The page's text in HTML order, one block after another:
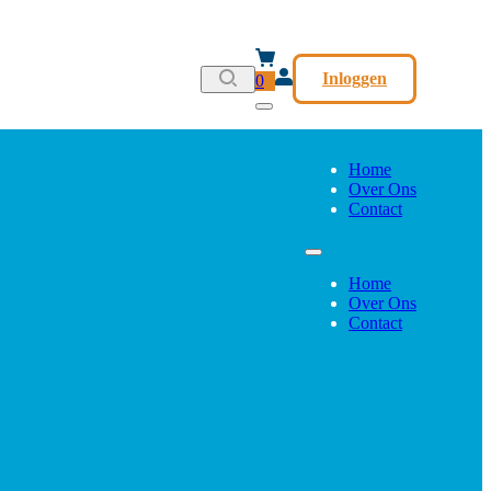
0 Inloggen
Home
Over Ons
Contact
Home
Over Ons
Contact